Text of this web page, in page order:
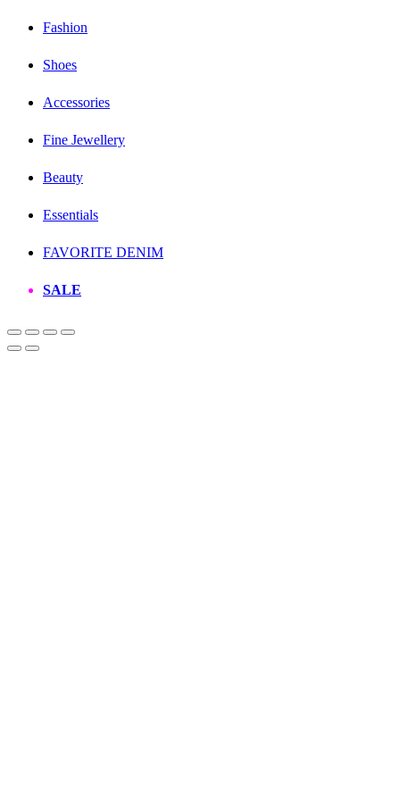
Fashion
Shoes
Accessories
Fine Jewellery
Beauty
Essentials
FAVORITE DENIM
SALE